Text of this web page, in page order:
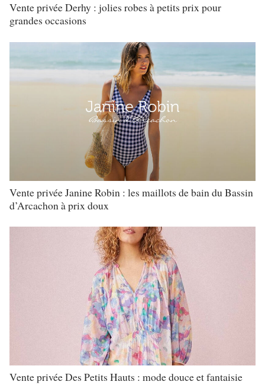
Vente privée Derhy : jolies robes à petits prix pour
grandes occasions
Vente privée Janine Robin : les maillots de bain du Bassin
d’Arcachon à prix doux
Vente privée Des Petits Hauts : mode douce et fantaisie